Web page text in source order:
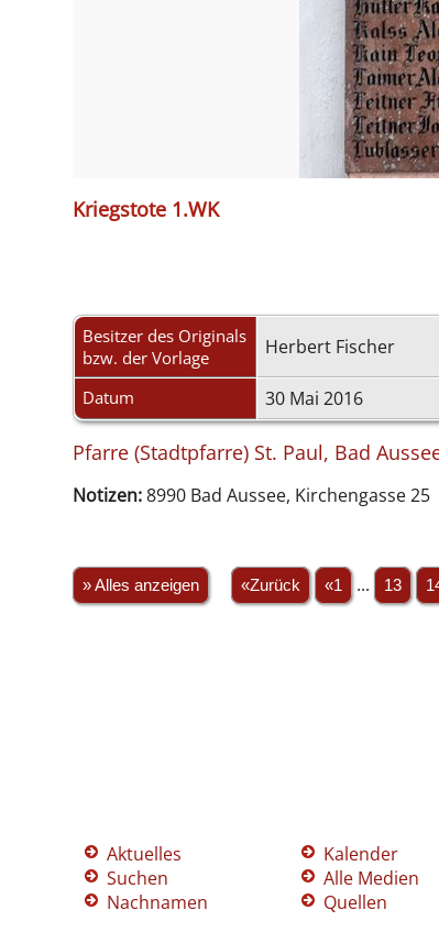
Kriegstote 1.WK
Besitzer des Originals
bzw. der Vorlage
Herbert Fischer
Datum 30 Mai 2016
Pfarre (Stadtpfarre) St. Paul, Bad
Notizen:8990 Bad Aussee, Kirchengasse 25
» Alles anzeigen «Zurück «1 ... 13
Aktuelles
Suchen
Nachnamen
Kalender
Alle Medien
Quellen